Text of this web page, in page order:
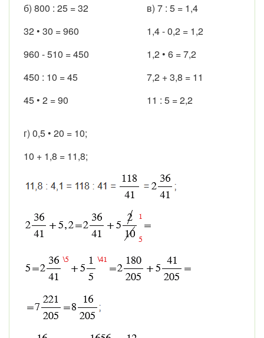
б) 800 : 25 = 32
32 • 30 = 960
960 - 510 = 450
450 : 10 = 45
45 • 2 = 90
в) 7 : 5 = 1,4
1,4 - 0,2 = 1,2
1,2 • 6 = 7,2
7,2 + 3,8 = 11
11 : 5 = 2,2
г) 0,5 • 20 = 10;
10 + 1,8 = 11,8;